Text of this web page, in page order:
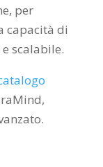
per
capacità di
scalabile.